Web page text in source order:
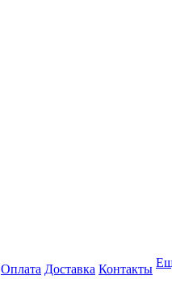
Оплата Доставка Контакты